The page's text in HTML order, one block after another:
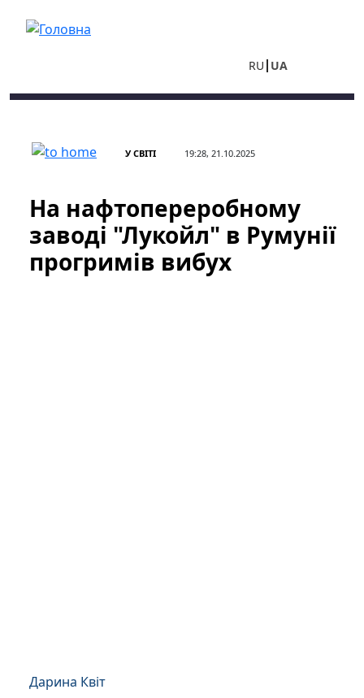
RU UA
У СВІТІ 19:28, 21.10.2025
На нафтопереробному
заводі "Лукойл" в Румунії
прогримів вибух
Дарина Квіт